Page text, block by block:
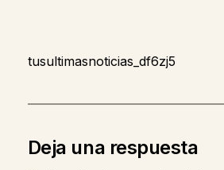
tusultimasnoticias_df6zj5
Deja una respuesta